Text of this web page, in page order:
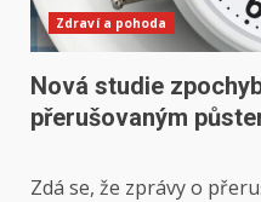
Zdraví a pohoda
Nová studie
přerušovaným
Zdá se, že zprávy o